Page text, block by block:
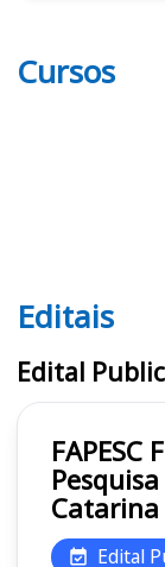
Cursos
Editais FAPESC
Editais
Edital
FAPESC Fundação de Amparo à
Edital